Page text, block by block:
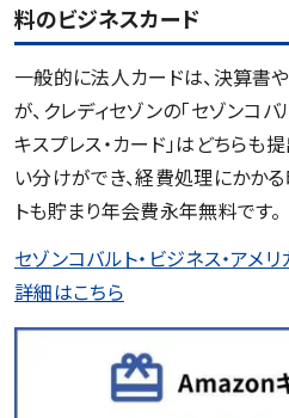
料のビジネスカード
一般的に法人カードは、決算書
が、クレディセゾンの「セゾンコバ
キスプレス・カード」はどちらも
い分けができ、経費処理にかか
トも貯まり年会費永年無料です。
セゾンコバルト・ビジネス・アメ
詳細はこちら